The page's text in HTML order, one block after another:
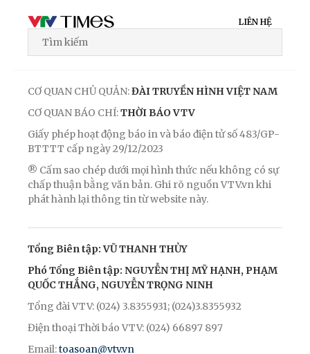
LIÊN HỆ
CƠ QUAN CHỦ QUẢN:ĐÀI TRUYỀN HÌNH VIỆT NAM
CƠ QUAN BÁO CHÍ:THỜI BÁO VTV
Giấy phép hoạt động báo in và báo điện tử số 483/GP-
BTTTT cấp ngày 29/12/2023
® Cấm sao chép dưới mọi hình thức nếu không có sự
chấp thuận bằng văn bản. Ghi rõ nguồn VTV.vn khi
phát hành lại thông tin từ website này.
Tổng Biên tập: VŨ THANH THỦY
Phó Tổng Biên tập: NGUYỄN THỊ MỸ HẠNH, PHẠM
QUỐC THẮNG, NGUYỄN TRỌNG NINH
Tổng đài VTV: (024) 3.8355931; (024)3.8355932
Điện thoại Thời báo VTV: (024) 66897 897
Email:toasoan@vtv.vn